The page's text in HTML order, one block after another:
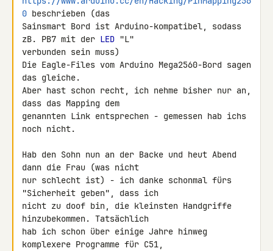
0 beschrieben (das
Sainsmart Bord ist Arduino-kompatibel, sodass
zB. PB7 mit der LED "L"
verbunden sein muss)
Die Eagle-Files vom Arduino Mega2560-Bord sagen
das gleiche.
Aber hast schon recht, ich nehme bisher nur an,
dass das Mapping dem
genannten Link entsprechen - gemessen hab ichs
noch nicht.
Hab den Sohn nun an der Backe und heut Abend
dann die Frau (was nicht
nur schlecht ist) - ich danke schonmal fürs
"Sicherheit geben", dass ich
nicht zu doof bin, die kleinsten Handgriffe
hinzubekommen. Tatsächlich
hab ich schon über einige Jahre hinweg
komplexere Programme für C51,